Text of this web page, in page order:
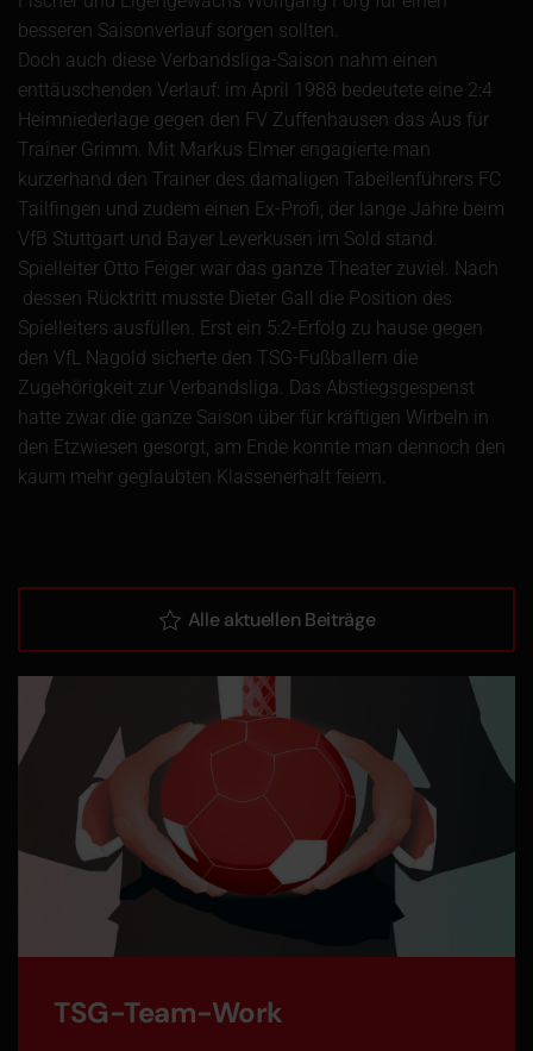
besseren Saisonverlauf sorgen sollten.
Doch auch diese Verbandsliga-Saison nahm einen
enttäuschenden Verlauf: im April 1988 bedeutete eine 2:4
Heimniederlage gegen den FV Zuffenhausen das Aus für
Trainer Grimm. Mit Markus Elmer engagierte man
kurzerhand den Trainer des damaligen Tabeilenführers FC
Tailfingen und zudem einen Ex-Profi, der lange Jahre beim
VfB Stuttgart und Bayer Leverkusen im Sold stand.
Spielleiter Otto Feiger war das ganze Theater zuviel. Nach
dessen Rücktritt musste Dieter Gall die Position des
Spielleiters ausfüllen. Erst ein 5:2-Erfolg zu hause gegen
den VfL Nagold sicherte den TSG-Fußballern die
Zugehörigkeit zur Verbandsliga. Das Abstiegsgespenst
hatte zwar die ganze Saison über für kräftigen Wirbeln in
den Etzwiesen gesorgt, am Ende konnte man dennoch den
kaum mehr geglaubten Klassenerhalt feiern.
Alle aktuellen Beiträge
TSG-Team-Work